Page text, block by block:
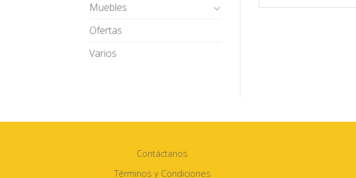
Muebles
Ofertas
Varios
Contáctanos
Términos y Condiciones